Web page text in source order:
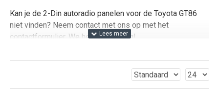
Kan je de 2-Din autoradio panelen voor de Toyota GT86
niet vinden? Neem contact met ons op met het
contactformulier. We helpen je graag!